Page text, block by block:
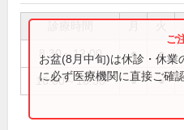
8:30～12:00 ● ●
16:00～18:30 ● ●
お盆(8月中旬)は休診・休業
に必ず医療機関に直接ご確